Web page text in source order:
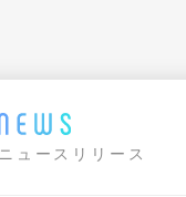
ニュースリリース